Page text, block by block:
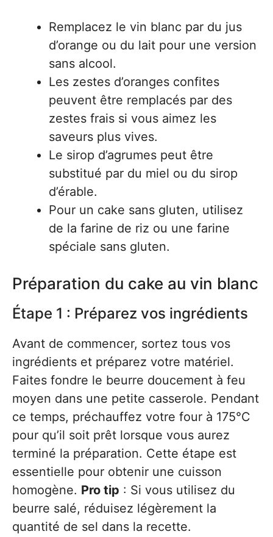
Remplacez le vin blanc par du jus
d’orange ou du lait pour une version
sans alcool.
Les zestes d’oranges confites
peuvent être remplacés par des
zestes frais si vous aimez les
saveurs plus vives.
Le sirop d’agrumes peut être
substitué par du miel ou du sirop
d’érable.
Pour un cake sans gluten, utilisez
de la farine de riz ou une farine
spéciale sans gluten.
Préparation du cake au vin blanc
Étape 1 : Préparez vos ingrédients
Avant de commencer, sortez tous vos
ingrédients et préparez votre matériel.
Faites fondre le beurre doucement à feu
moyen dans une petite casserole. Pendant
ce temps, préchauffez votre four à 175°C
pour qu’il soit prêt lorsque vous aurez
terminé la préparation. Cette étape est
essentielle pour obtenir une cuisson
homogène. Pro tip : Si vous utilisez du
beurre salé, réduisez légèrement la
quantité de sel dans la recette.